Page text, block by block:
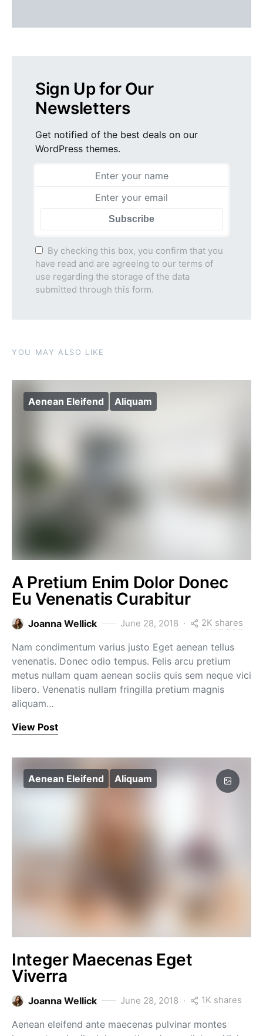
Sign Up for Our
Newsletters
Get notified of the best deals on our
WordPress themes.
Subscribe
By checking this box, you confirm that you
have read and are agreeing to our terms of
use regarding the storage of the data
submitted through this form.
YOU MAY ALSO LIKE
Aenean Eleifend Aliquam
A Pretium Enim Dolor Donec
Eu Venenatis Curabitur
Joanna Wellick June 28, 2018 2K shares
Nam condimentum varius justo Eget aenean tellus
venenatis. Donec odio tempus. Felis arcu pretium
metus nullam quam aenean sociis quis sem neque vici
libero. Venenatis nullam fringilla pretium magnis
aliquam…
View Post
Aenean Eleifend Aliquam
Integer Maecenas Eget
Viverra
Joanna Wellick June 28, 2018 1K shares
Aenean eleifend ante maecenas pulvinar montes